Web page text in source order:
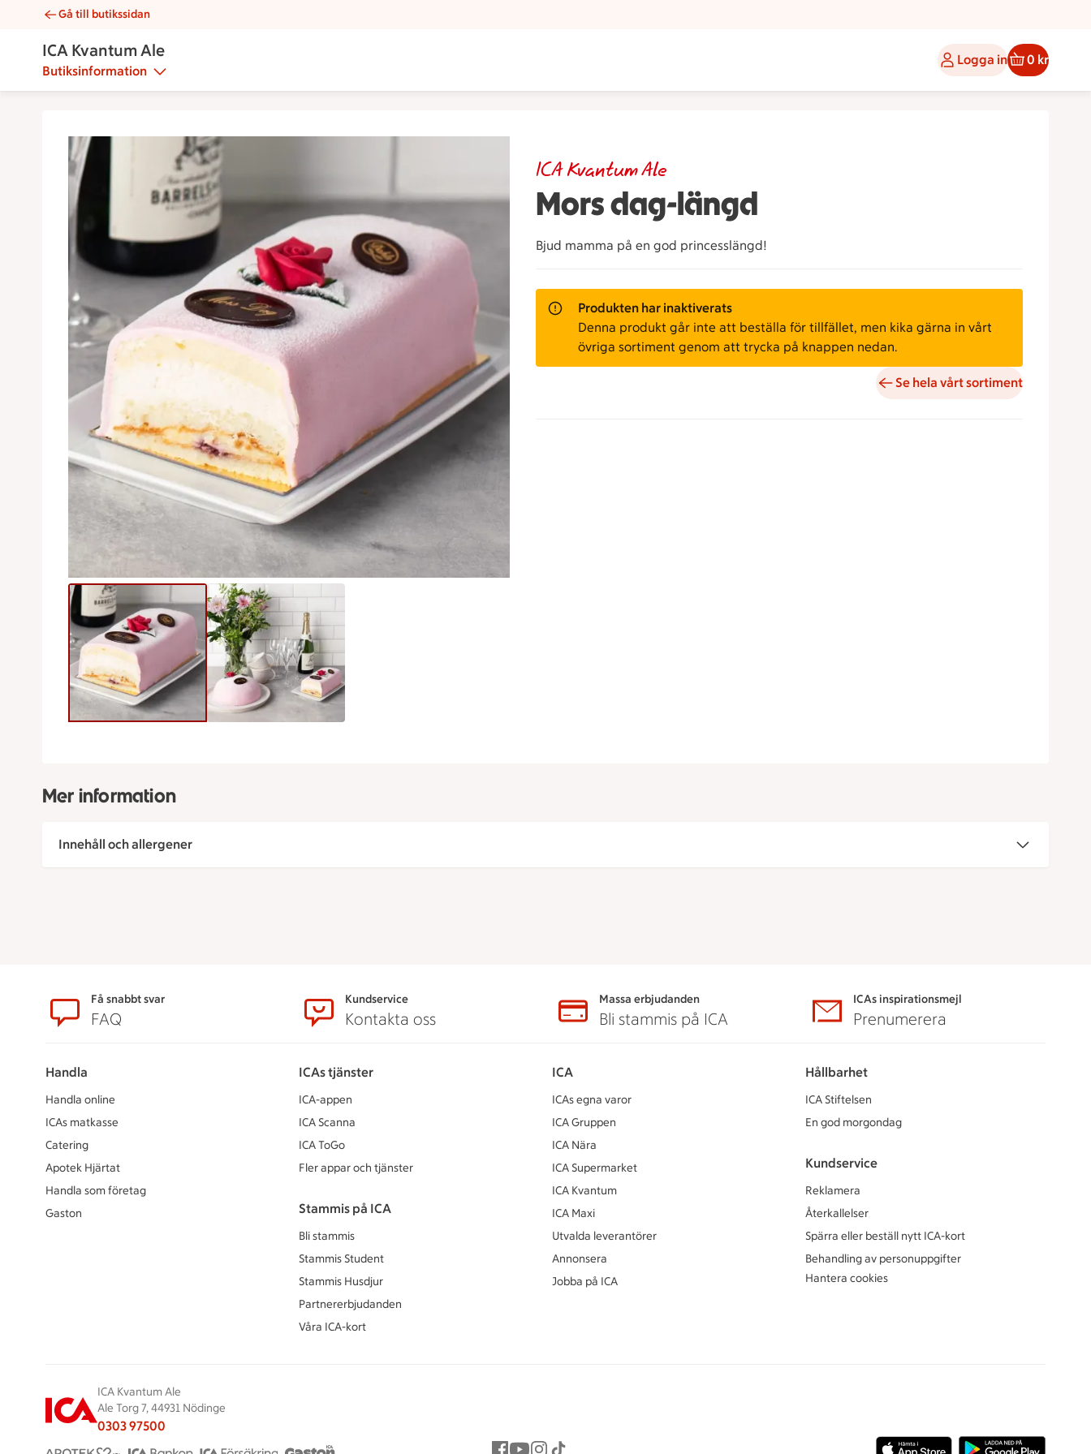
Mors dag-längd | Catering ICA Kvantum Ale
Gå till butikssidan
ICA Kvantum Ale
Butiksinformation
Logga in 0 kr
Mors dag-längd
ICA Kvantum Ale
Bjud mamma på en god princesslängd!
Produkten har inaktiverats
Denna produkt går inte att beställa för tillfället, men kika gärna in vårt
övriga sortiment genom att trycka på knappen nedan.
Se hela vårt sortiment
Mer information
Innehåll och allergener
SidfotFå snabbt svar
FAQ
Kundservice
Kontakta oss
Massa erbjudanden
Bli stammis på ICA
ICAs inspirationsmejl
Prenumerera
Handla
Handla online
ICAs matkasse
Catering
Apotek Hjärtat
Handla som företag
Gaston
ICAs tjänster
ICA-appen
ICA Scanna
ICA ToGo
Fler appar och tjänster
Stammis på ICA
Bli stammis
Stammis Student
Stammis Husdjur
Partnererbjudanden
Våra ICA-kort
ICA
ICAs egna varor
ICA Gruppen
ICA Nära
ICA Supermarket
ICA Kvantum
ICA Maxi
Utvalda leverantörer
Annonsera
Jobba på ICA
Hållbarhet
ICA Stiftelsen
En god morgondag
Kundservice
Reklamera
Återkallelser
Spärra eller beställ nytt ICA-kort
Behandling av personuppgifter
Hantera cookies
ICA Kvantum Ale
Ale Torg 7, 44931 Nödinge
0303 97500